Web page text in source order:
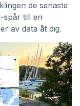
de senaste
spår till en
av data åt dig.